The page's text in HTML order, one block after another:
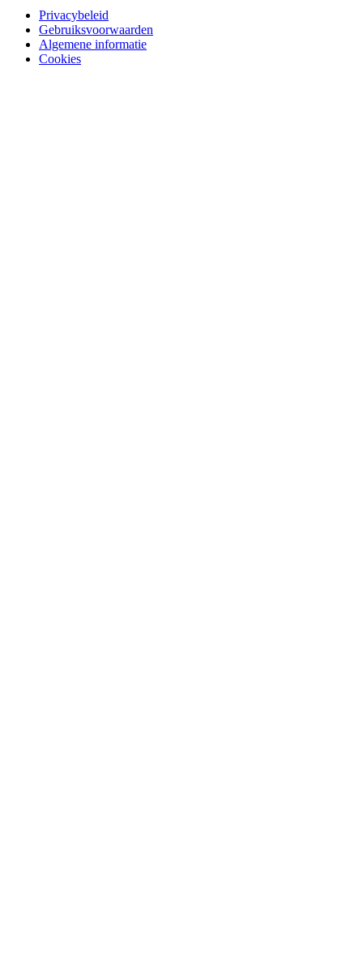
Privacybeleid
Gebruiksvoorwaarden
Algemene informatie
Cookies